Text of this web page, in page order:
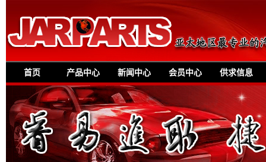
首页 产品中心 新闻中心 会员中心 供求信息